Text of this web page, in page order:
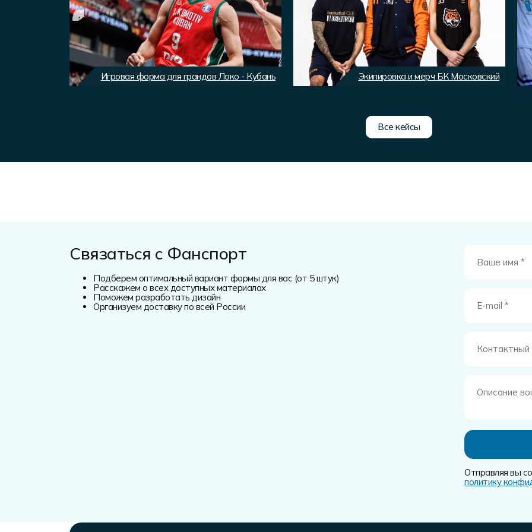
Игровая форма для грандов Локо - Кубань
Экипировка и мерч БК Московский
Все кейсы
Связаться с Фанспорт
Подберем оптимальный вариант формы для вас (от 5 штук)
Расскажем о всех доступных материалах
Поможем разработать дизайн
Организуем доставку по всей России
Отправляя вы
политику